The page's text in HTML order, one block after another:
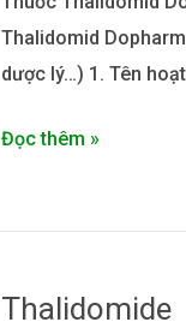
Thalidomid
dược lý…) 1. Tên
Đọc thêm »
Thalidomide
Thalidomide